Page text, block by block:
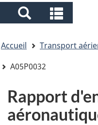
Search
and
menus
and
menus
êtes
ici
Accueil Transport
A05P0032
Rapport